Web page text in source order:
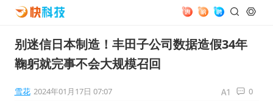
别迷信日本制造！丰田子公司数据造假34年
鞠躬就完事不会大规模召回
雪花 2024年01月17日 07:07 0